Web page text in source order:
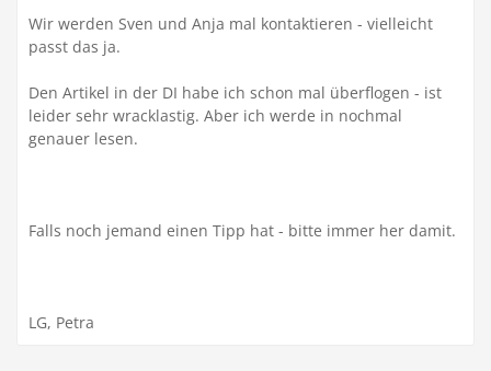
Wir werden Sven und Anja mal kontaktieren - vielleicht
passt das ja.
Den Artikel in der DI habe ich schon mal überflogen - ist
leider sehr wracklastig. Aber ich werde in nochmal
genauer lesen.
Falls noch jemand einen Tipp hat - bitte immer her damit.
LG, Petra